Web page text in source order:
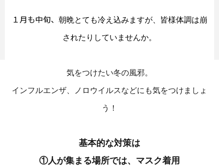
１月も中旬、 朝晩とても冷え込みますが、 皆様体調は崩
されたりしていませんか。
気をつけたい冬の風邪。
インフルエンザ、ノロウイルスなどにも気をつけましょ
う！
基本的な対策は
①人が集まる場所では、マスク着用